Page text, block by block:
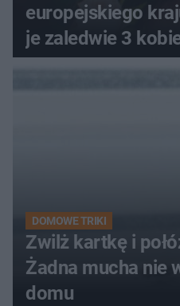
europejskiego
je zaledwie 3
DOMOWE TRIKI
Zwilż kartkę i
Żadna mucha nie
domu